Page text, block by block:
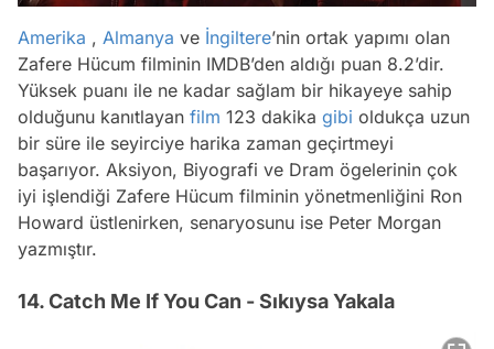
Amerika , Almanya ve İngiltere’nin ortak yapımı olan
Zafere Hücum filminin IMDB’den aldığı puan 8.2’dir.
Yüksek puanı ile ne kadar sağlam bir hikayeye sahip
olduğunu kanıtlayan film 123 dakika gibi oldukça uzun
bir süre ile seyirciye harika zaman geçirtmeyi
başarıyor. Aksiyon, Biyografi ve Dram ögelerinin çok
iyi işlendiği Zafere Hücum filminin yönetmenliğini Ron
Howard üstlenirken, senaryosunu ise Peter Morgan
yazmıştır.
14. Catch Me If You Can - Sıkıysa Yakala